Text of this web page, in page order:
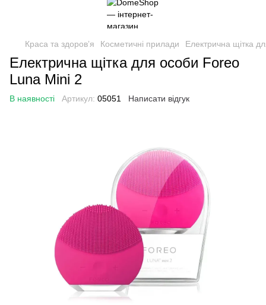
Краса та здоровʼя Косметичні прилади Електрична щітка
Електрична щітка для особи Foreo
Luna Mini 2
В наявності Артикул: 05051 Написати відгук